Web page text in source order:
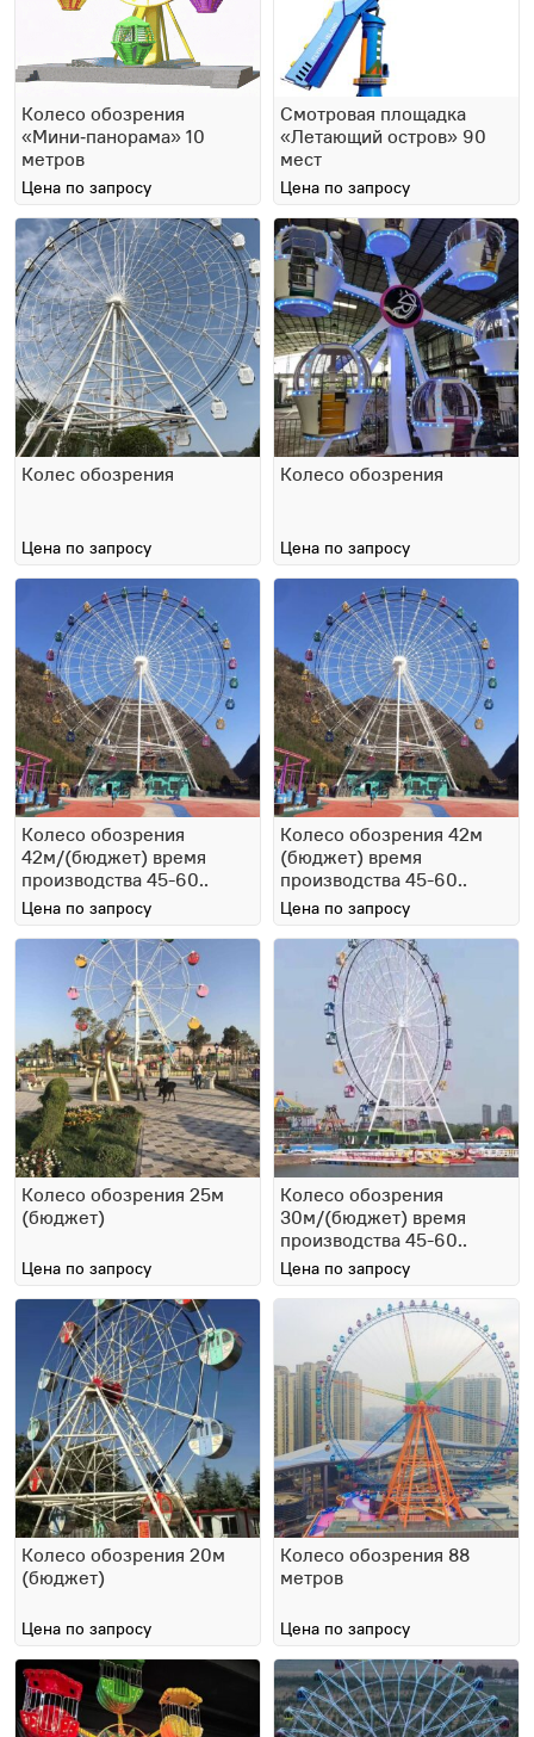
Колесо обозрения
«Мини‑панорама» 10
метров
Цена по запросу
Смотровая площадка
«Летающий остров» 90
мест
Цена по запросу
Колес обозрения
Цена по запросу
Колесо обозрения
Цена по запросу
Колесо обозрения
42м/(бюджет) время
производства 45-60..
Цена по запросу
Колесо обозрения 42м
(бюджет) время
производства 45-60..
Цена по запросу
Колесо обозрения 25м
(бюджет)
Цена по запросу
Колесо обозрения
30м/(бюджет) время
производства 45-60..
Цена по запросу
Колесо обозрения 20м
(бюджет)
Цена по запросу
Колесо обозрения 88
метров
Цена по запросу